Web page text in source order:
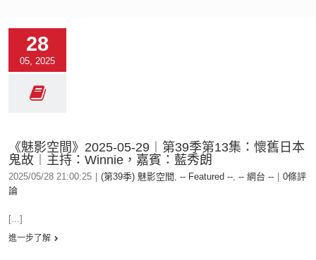
28
05, 2025
《魅影空間》2025-05-29︱第39季第13集：懷舊日本
鬼故︱主持：Winnie，嘉賓：藍秀朗
2025/05/28 21:00:25 (第39季) 魅影空間 , -- Featured --, -- 網台 --
0條評
論
[...]
進一步了解